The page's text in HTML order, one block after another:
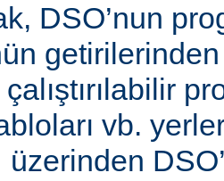
DSO’nun
vb.
üzerinden